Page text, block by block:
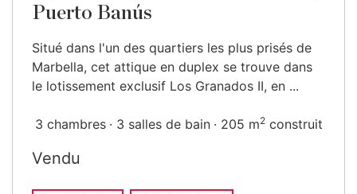
Puerto Banús
Situé dans l'un des quartiers les plus prisés de
Marbella, cet attique en duplex se trouve dans
le lotissement exclusif Los Granados II, en ...
3 chambres 3 salles de bain 205 m2 construit
Vendu